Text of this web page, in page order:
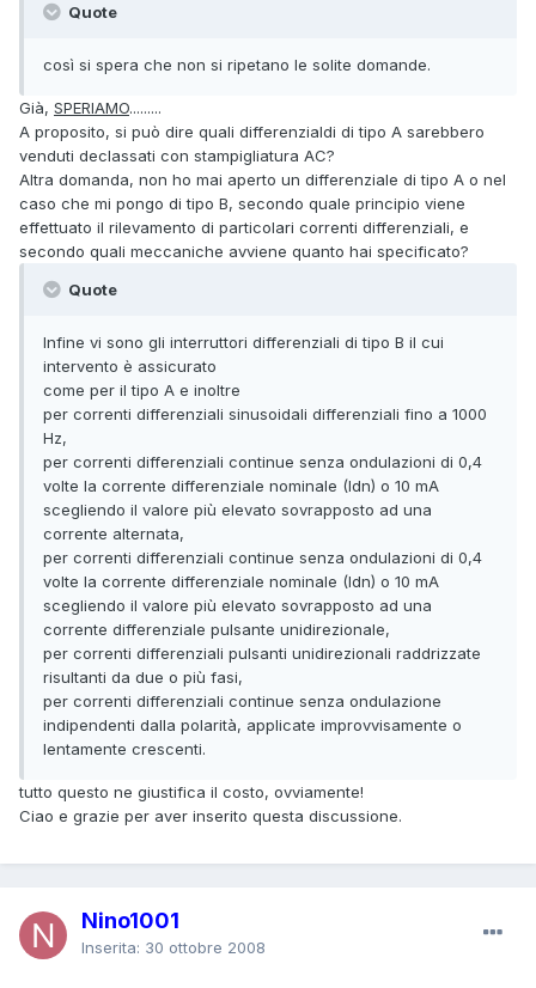
Quote
così si spera che non si ripetano le solite domande.
Già, SPERIAMO.........
A proposito, si può dire quali differenzialdi di tipo A sarebbero
venduti declassati con stampigliatura AC?
Altra domanda, non ho mai aperto un differenziale di tipo A o nel
caso che mi pongo di tipo B, secondo quale principio viene
effettuato il rilevamento di particolari correnti differenziali, e
secondo quali meccaniche avviene quanto hai specificato?
Quote
Infine vi sono gli interruttori differenziali di tipo B il cui
intervento è assicurato
come per il tipo A e inoltre
per correnti differenziali sinusoidali differenziali fino a 1000
Hz,
per correnti differenziali continue senza ondulazioni di 0,4
volte la corrente differenziale nominale (Idn) o 10 mA
scegliendo il valore più elevato sovrapposto ad una
corrente alternata,
per correnti differenziali continue senza ondulazioni di 0,4
volte la corrente differenziale nominale (Idn) o 10 mA
scegliendo il valore più elevato sovrapposto ad una
corrente differenziale pulsante unidirezionale,
per correnti differenziali pulsanti unidirezionali raddrizzate
risultanti da due o più fasi,
per correnti differenziali continue senza ondulazione
indipendenti dalla polarità, applicate improvvisamente o
lentamente crescenti.
tutto questo ne giustifica il costo, ovviamente!
Ciao e grazie per aver inserito questa discussione.
Nino1001
Inserita: 30 ottobre 2008